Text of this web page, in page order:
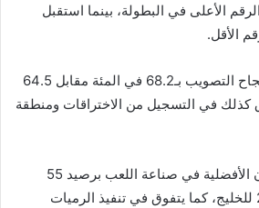
الرقم الأعلى في البطولة، بينما استقبل
يتفوق الخليج في نسبة نجاح التصويب بـ68.2 في المئة مقابل 64.5
كذلك في التسجيل من الاختراقات ومنطقة
في المقابل، يمتلك برقان الأفضلية في صناعة اللعب برصيد 55
تمريرة حاسمة مقابل 29 للخليج، كما يتفوق في تنفيذ الرميات